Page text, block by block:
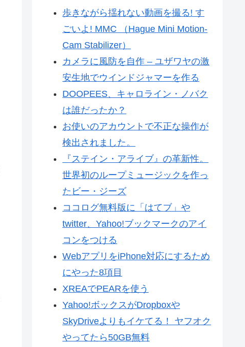
歩きながら揺れない動画を撮る! す
ごいよ! MMC （Hague Mini Motion-
Cam Stabilizer）
カメラに風防を自作 – ユザワヤの激
安生地でウインドジャマーを作る
DOOPEES、キャロライン・ノバク
は誰だったか？
お使いのアカウントで不正な操作が
検出されました。
『ステイン・アライブ』の革新性。
世界初のループミュージックを作っ
たビー・ジーズ
ココログ無料版に「はてブ」や
twitter、Yahoo!ブックマークのアイ
コンをつける
WebアプリをiPhone対応にするため
にやった8項目
XREAでPEARを使う
Yahoo!ボックスがDropboxや
SkyDriveよりもイケてる！ ヤフオク
やってたら50GB無料